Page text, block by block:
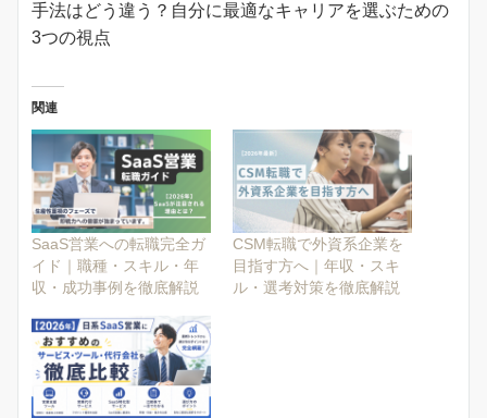
手法はどう違う？自分に最適なキャリアを選ぶための
3つの視点
関連
SaaS営業への転職完全ガ
イド｜職種・スキル・年
収・成功事例を徹底解説
CSM転職で外資系企業を
目指す方へ｜年収・スキ
ル・選考対策を徹底解説